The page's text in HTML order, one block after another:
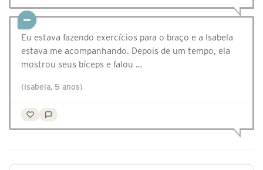
Eu estava fazendo exercícios para o braço e a Isabela
estava me acompanhando. Depois de um tempo, ela
mostrou seus bíceps e falou …
(Isabela, 5 anos)